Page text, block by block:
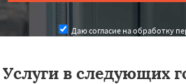
Даю согласие на обработку
Услуги в следующих